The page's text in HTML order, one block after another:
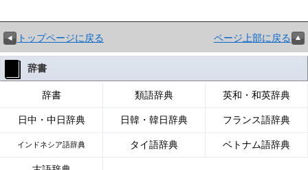
トップページに戻る ページ上部に戻る
辞書
辞書 類語辞典 英和・和英辞典
日中・中日辞典 日韓・韓日辞典 フランス語辞典
インドネシア語辞典 タイ語辞典 ベトナム語辞典